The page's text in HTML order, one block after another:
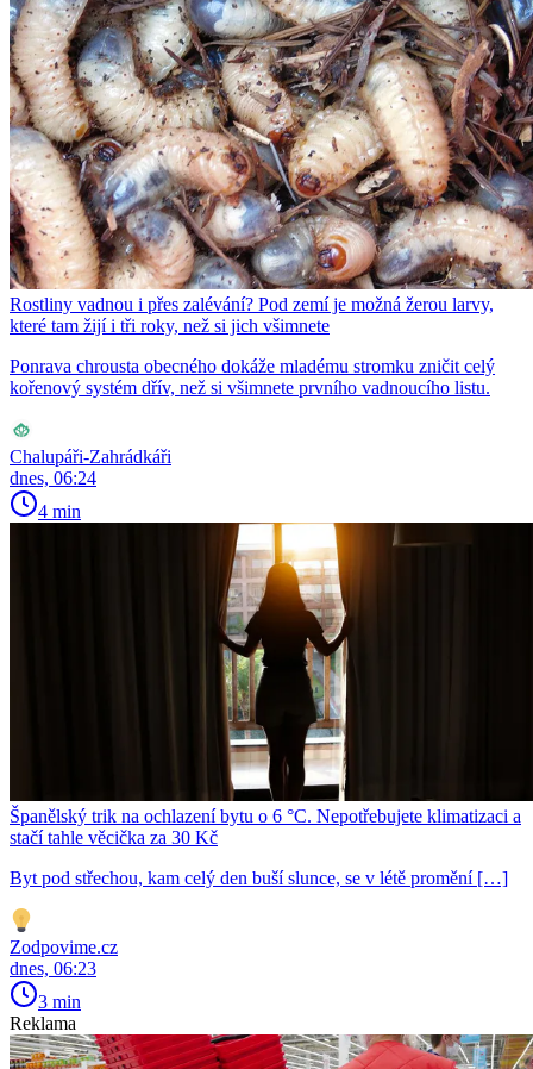
Rostliny vadnou i přes zalévání? Pod zemí je možná žerou larvy,
které tam žijí i tři roky, než si jich všimnete
Ponrava chrousta obecného dokáže mladému stromku zničit celý
kořenový systém dřív, než si všimnete prvního vadnoucího listu.
Chalupáři-Zahrádkáři
dnes, 06:24
4 min
Španělský trik na ochlazení bytu o 6 °C. Nepotřebujete klimatizaci a
stačí tahle věcička za 30 Kč
Byt pod střechou, kam celý den buší slunce, se v létě promění […]
Zodpovime.cz
dnes, 06:23
3 min
Reklama